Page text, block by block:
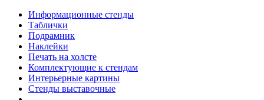
Информационные стенды
Таблички
Подрамник
Наклейки
Печать на холсте
Комплектующие к стендам
Интерьерные картины
Стенды выставочные